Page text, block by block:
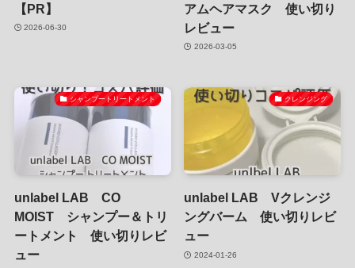
【PR】
2026-06-30
アムヘアマスク 使い切り
レビュー
2026-03-05
シャンプートリートメント
unlabel LAB CO
MOIST シャンプー＆トリ
ートメント 使い切りレビ
ュー
クレンジング
unlabel LAB Vクレンジ
ングバーム 使い切りレビ
ュー
2024-01-26